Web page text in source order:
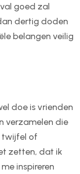
goed zal
dertig doden
belangen veilig
doe is vrienden
verzamelen die
twijfel of
zetten, dat ik
inspireren